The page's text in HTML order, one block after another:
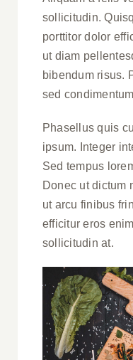
sollicitudin.
porttitor dolor
ut diam
bibendum risus.
sed
Phasellus quis
ipsum. Integer
Sed tempus
Donec ut dictum
ut arcu finibus
efficitur eros
sollicitudin at.